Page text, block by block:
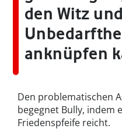
den Witz
anknüpfen
Den problematischen
begegnet Bully, indem
Friedenspfeife reicht.